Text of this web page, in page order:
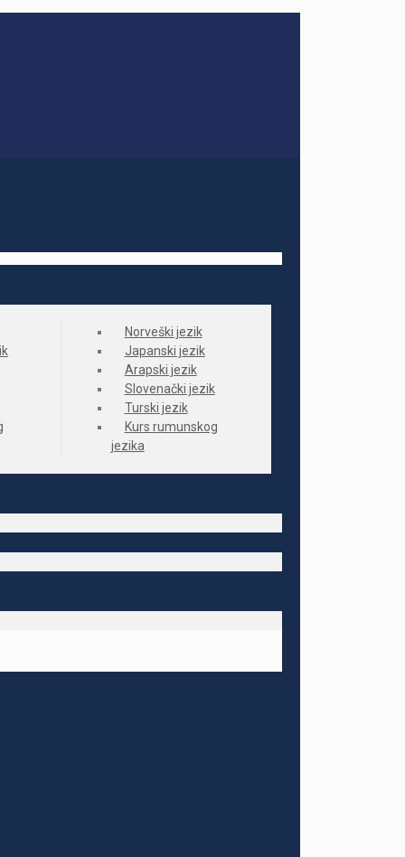
Norveški jezik
Japanski jezik
Arapski jezik
Slovenački jezik
Turski jezik
Kurs rumunskog
jezika